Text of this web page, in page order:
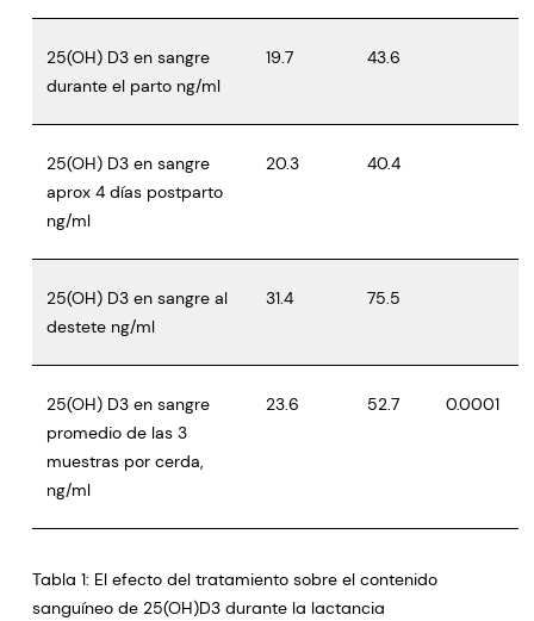
25(OH) D3 en sangre
durante el parto ng/ml
19.7 43.6
25(OH) D3 en sangre
aprox 4 días postparto
ng/ml
20.3 40.4
25(OH) D3 en sangre al
destete ng/ml
31.4 75.5
25(OH) D3 en sangre
promedio de las 3
muestras por cerda,
ng/ml
23.6 52.7 0.0001
Tabla 1: El efecto del tratamiento sobre el contenido
sanguíneo de 25(OH)D3 durante la lactancia